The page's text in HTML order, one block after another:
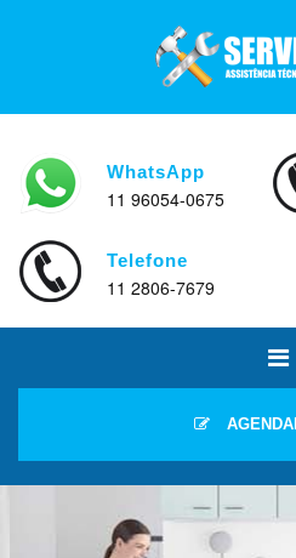
WhatsApp
11 96054-0675
Telefone
11 2806-7679